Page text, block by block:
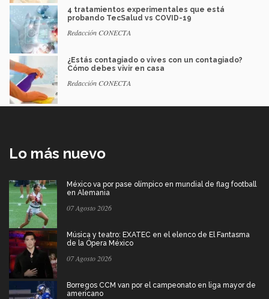
4 tratamientos experimentales que está
probando TecSalud vs COVID-19
Redacción CONECTA
¿Estás contagiado o vives con un contagiado?
Cómo debes vivir en casa
Redacción CONECTA
Lo más nuevo
México va por pase olímpico en mundial de flag football
en Alemania
07 Agosto 2026
Música y teatro: EXATEC en el elenco de El Fantasma
de la Ópera México
07 Agosto 2026
Borregos CCM van por el campeonato en liga mayor de
americano